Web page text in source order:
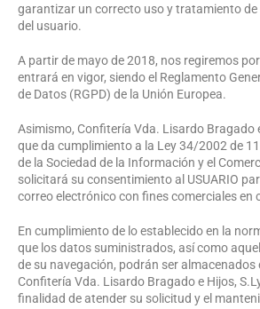
garantizar un correcto uso y tratamiento
del usuario.
A partir de mayo de 2018, nos regiremos
entrará en vigor, siendo el Reglamento
de Datos (RGPD) de la Unión Europea.
Asimismo, Confitería Vda. Lisardo Bragado
que da cumplimiento a la Ley 34/2002 de
de la Sociedad de la Información y el
solicitará su consentimiento al USUARIO
correo electrónico con fines comerciales en
En cumplimiento de lo establecido en la
que los datos suministrados, así como
de su navegación, podrán ser almacenados
Confitería Vda. Lisardo Bragado e Hijos,
finalidad de atender su solicitud y el